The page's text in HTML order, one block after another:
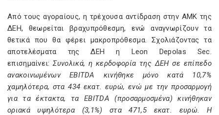
Από τους αγοραίους, η τρέχουσα αντίδραση στην ΑΜΚ της
ΔΕΗ, θεωρείται βραχυπρόθεσμη, ενώ αναγνωρίζουν τα
θετικά που θα φέρει μακροπρόθεσμα. Σχολιάζοντας τα
αποτελέσματα της ΔΕΗ η Leon Depolas Sec.
επισημαίνει:Συνολικά, η κερδοφορία της ΔΕΗ σε επίπεδο
ανακοινωμένων EBITDA κινήθηκε μόνο κατά 10,7%
χαμηλότερα, στα 434 εκατ. ευρώ, ενώ με την προσαρμογή
για τα έκτακτα, τα EBITDA (προσαρμοσμένα) κινήθηκαν
οριακά υψηλότερα (3,1%) στα 471,5 εκατ. ευρώ. Η